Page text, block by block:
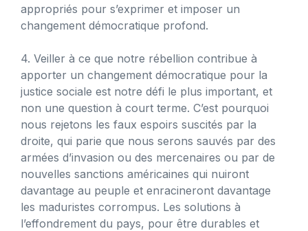
appropriés pour s’exprimer et imposer un
changement démocratique profond.
4. Veiller à ce que notre rébellion contribue à
apporter un changement démocratique pour la
justice sociale est notre défi le plus important, et
non une question à court terme. C’est pourquoi
nous rejetons les faux espoirs suscités par la
droite, qui parie que nous serons sauvés par des
armées d’invasion ou des mercenaires ou par de
nouvelles sanctions américaines qui nuiront
davantage au peuple et enracineront davantage
les maduristes corrompus. Les solutions à
l’effondrement du pays, pour être durables et